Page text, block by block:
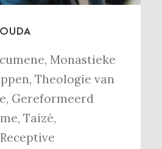
, Monastieke
, Theologie van
, Gereformeerd
, Taizé,
Receptive